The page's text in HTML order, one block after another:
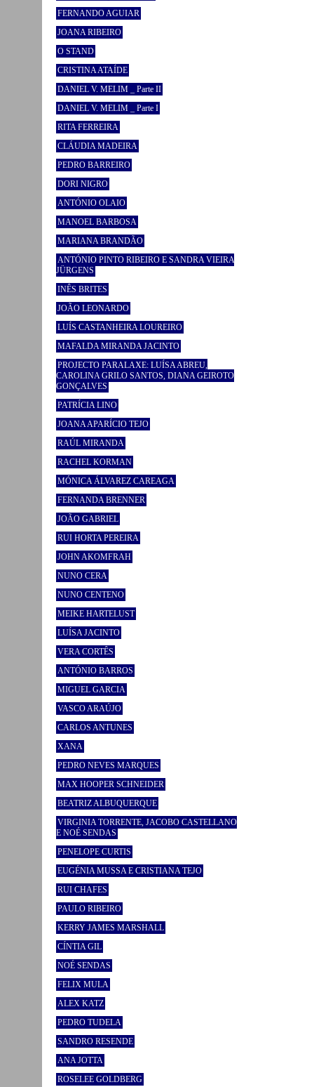
FERNANDO AGUIAR
JOANA RIBEIRO
O STAND
CRISTINA ATAÍDE
DANIEL V. MELIM _ Parte II
DANIEL V. MELIM _ Parte I
RITA FERREIRA
CLÁUDIA MADEIRA
PEDRO BARREIRO
DORI NIGRO
ANTÓNIO OLAIO
MANOEL BARBOSA
MARIANA BRANDÃO
ANTÓNIO PINTO RIBEIRO E SANDRA VIEIRA
JÜRGENS
INÊS BRITES
JOÃO LEONARDO
LUÍS CASTANHEIRA LOUREIRO
MAFALDA MIRANDA JACINTO
PROJECTO PARALAXE: LUÍSA ABREU,
CAROLINA GRILO SANTOS, DIANA GEIROTO
GONÇALVES
PATRÍCIA LINO
JOANA APARÍCIO TEJO
RAÚL MIRANDA
RACHEL KORMAN
MÓNICA ÁLVAREZ CAREAGA
FERNANDA BRENNER
JOÃO GABRIEL
RUI HORTA PEREIRA
JOHN AKOMFRAH
NUNO CERA
NUNO CENTENO
MEIKE HARTELUST
LUÍSA JACINTO
VERA CORTÊS
ANTÓNIO BARROS
MIGUEL GARCIA
VASCO ARAÚJO
CARLOS ANTUNES
XANA
PEDRO NEVES MARQUES
MAX HOOPER SCHNEIDER
BEATRIZ ALBUQUERQUE
VIRGINIA TORRENTE, JACOBO CASTELLANO
E NOÉ SENDAS
PENELOPE CURTIS
EUGÉNIA MUSSA E CRISTIANA TEJO
RUI CHAFES
PAULO RIBEIRO
KERRY JAMES MARSHALL
CÍNTIA GIL
NOÉ SENDAS
FELIX MULA
ALEX KATZ
PEDRO TUDELA
SANDRO RESENDE
ANA JOTTA
ROSELEE GOLDBERG